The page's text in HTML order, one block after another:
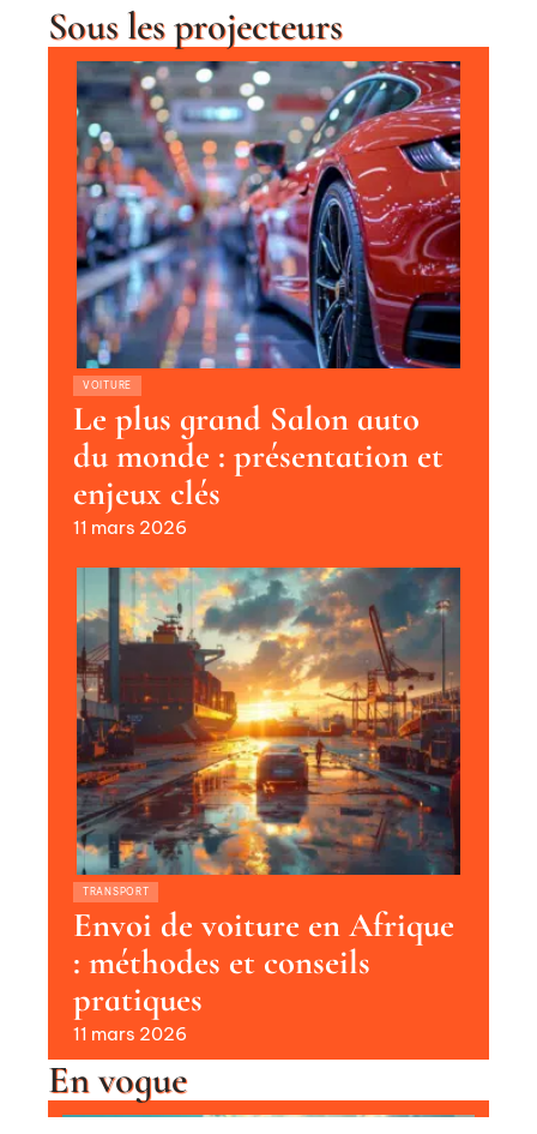
Sous les projecteurs
VOITURE
Le plus grand Salon auto
du monde : présentation et
enjeux clés
11 mars 2026
TRANSPORT
Envoi de voiture en Afrique
: méthodes et conseils
pratiques
11 mars 2026
En vogue